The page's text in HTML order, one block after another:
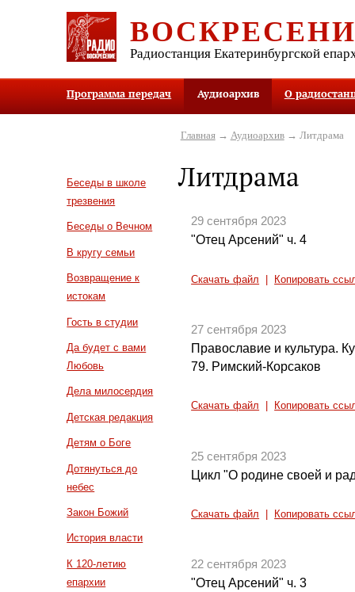
Радиостанция Екатеринбургской
Программа передач Аудиоархив О
Беседы в школе
трезвения
Беседы о Вечном
В кругу семьи
Возвращение к
истокам
Гость в студии
Да будет с вами
Любовь
Дела милосердия
Детская редакция
Детям о Боге
Дотянуться до
небес
Закон Божий
История власти
К 120-летию
епархии
Главная→ Аудиоархив→ Литдрама
Литдрама
29 сентября 2023
"Отец Арсений" ч. 4
Скачать файл Копировать
27 сентября 2023
Православие и культура.
79. Римский-Корсаков
Скачать файл Копировать
25 сентября 2023
Цикл "О родине своей и
Скачать файл Копировать
22 сентября 2023
"Отец Арсений" ч. 3